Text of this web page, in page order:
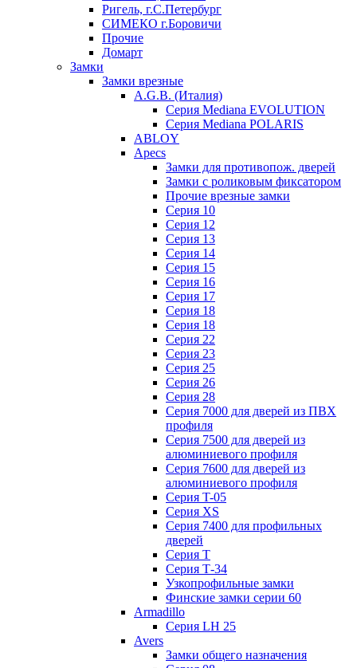
Ригель, г.С.Петербург
СИМЕКО г.Боровичи
Прочие
Домарт
Замки
Замки врезные
A.G.B. (Италия)
Серия Mediana EVOLUTION
Серия Mediana POLARIS
ABLOY
Apecs
Замки для противопож. дверей
Замки с роликовым фиксатором
Прочие врезные замки
Серия 10
Серия 12
Серия 13
Серия 14
Серия 15
Серия 16
Серия 17
Серия 18
Серия 18
Серия 22
Серия 23
Серия 25
Серия 26
Серия 28
Серия 7000 для дверей из ПВХ
профиля
Серия 7500 для дверей из
алюминиевого профиля
Серия 7600 для дверей из
алюминиевого профиля
Серия T-05
Серия XS
Серия 7400 для профильных
дверей
Серия Т
Серия Т-34
Узкопрофильные замки
Финские замки серии 60
Armadillo
Серия LH 25
Avers
Замки общего назначения